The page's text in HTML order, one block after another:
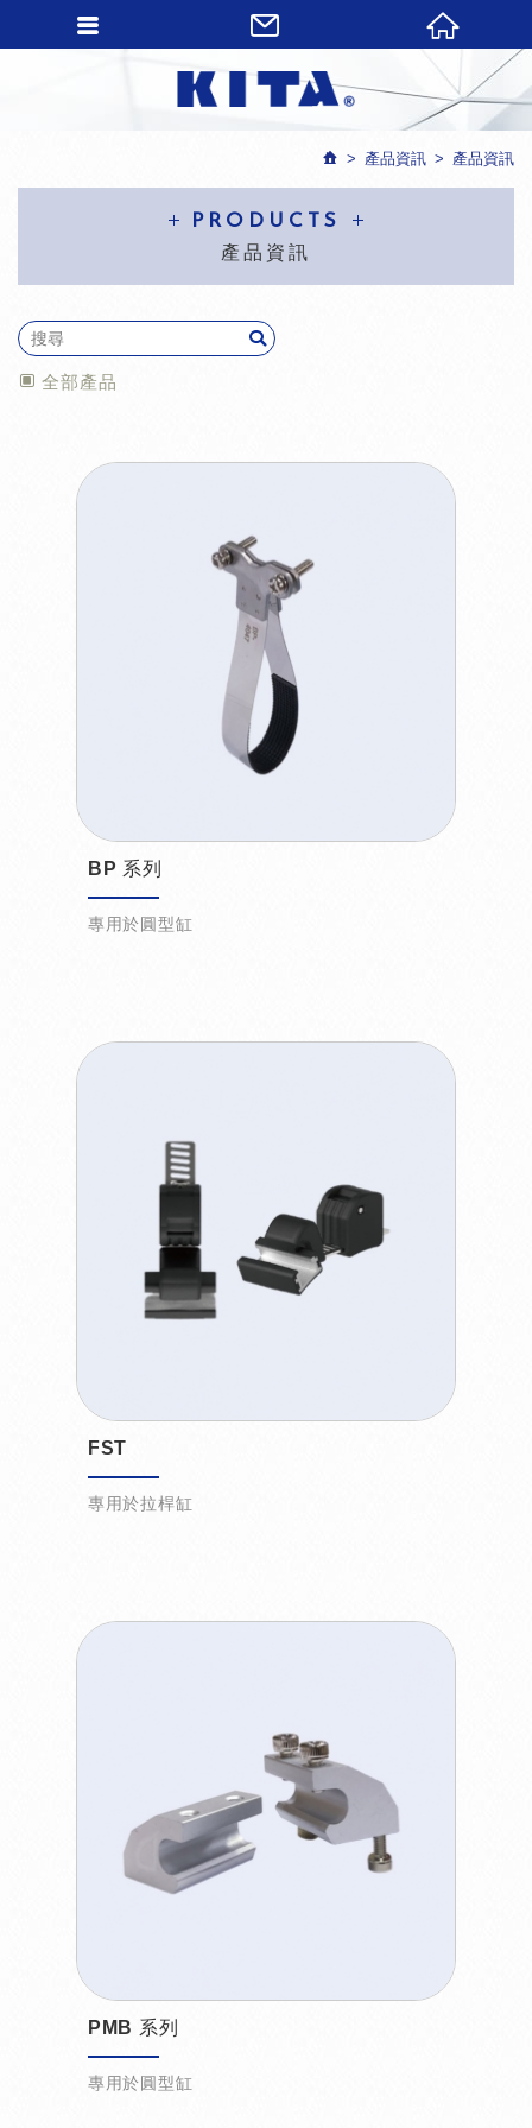
產品資訊 產品資訊
PRODUCTS
產品資訊
全部產品
BP 系列
專用於圓型缸
FST
專用於拉桿缸
PMB 系列
專用於圓型缸